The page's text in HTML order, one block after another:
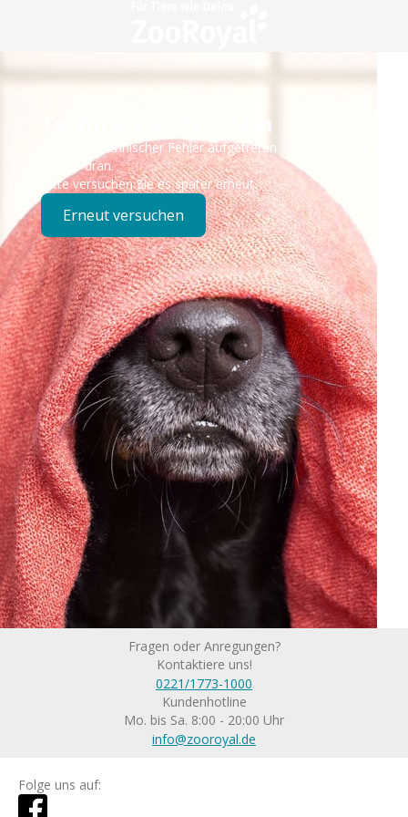
Technisches Problem
Es ist ein technischer Fehler aufgetreten – wir sind
bereits dran.
Bitte versuchen Sie es später erneut.
Erneut versuchen
Fragen oder Anregungen?
Kontaktiere uns!
0221/1773-1000
Kundenhotline
Mo. bis Sa. 8:00 - 20:00 Uhr
info@zooroyal.de
Folge uns auf: